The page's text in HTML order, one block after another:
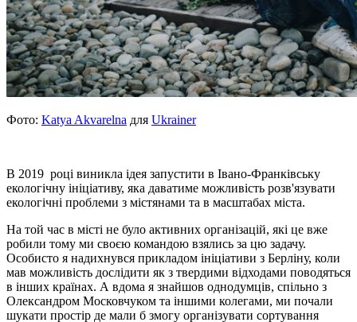
Фото: Katya Akvarelna для Ukrainer
В 2019 році виникла ідея запустити в Івано-Франківську
екологічну ініціативу, яка даватиме можливість розв'язувати
екологічні проблеми з містянами та в масштабах міста.
На той час в місті не було активних організацій, які це вже
робили тому ми своєю командою взялись за цю задачу.
Особисто я надихнувся прикладом ініціативи з Берліну, коли
мав можливість дослідити як з твердими відходами поводяться
в інших країнах. А вдома я знайшов однодумців, спільно з
Олександром Московчуком та іншими колегами, ми почали
шукати простір де мали б змогу організувати сортування